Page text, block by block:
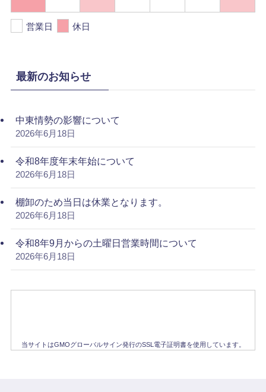
営業日 休日
最新のお知らせ
中東情勢の影響について
2026年6月18日
令和8年度年末年始について
2026年6月18日
棚卸のため当日は休業となります。
2026年6月18日
令和8年9月からの土曜日営業時間について
2026年6月18日
当サイトはGMOグローバルサイン発行のSSL電子証明書を使用しています。